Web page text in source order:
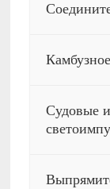
Судовые